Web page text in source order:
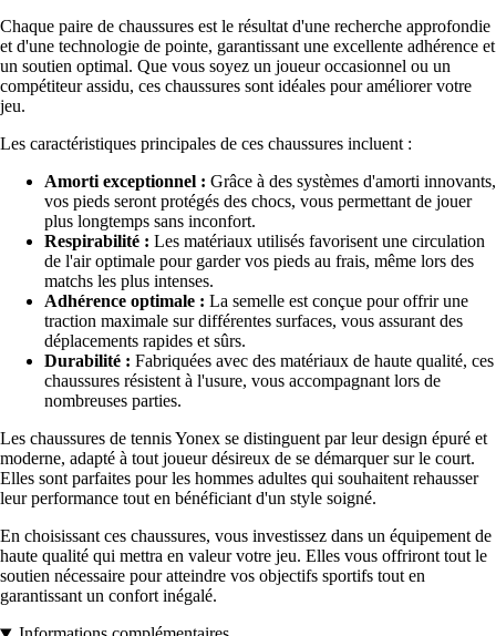
Chaque paire de chaussures est le résultat d'une recherche approfondie
et d'une technologie de pointe, garantissant une excellente adhérence et
un soutien optimal. Que vous soyez un joueur occasionnel ou un
compétiteur assidu, ces chaussures sont idéales pour améliorer votre
jeu.
Les caractéristiques principales de ces chaussures incluent :
Amorti exceptionnel : Grâce à des systèmes d'amorti innovants,
vos pieds seront protégés des chocs, vous permettant de jouer
plus longtemps sans inconfort.
Respirabilité : Les matériaux utilisés favorisent une circulation
de l'air optimale pour garder vos pieds au frais, même lors des
matchs les plus intenses.
Adhérence optimale : La semelle est conçue pour offrir une
traction maximale sur différentes surfaces, vous assurant des
déplacements rapides et sûrs.
Durabilité : Fabriquées avec des matériaux de haute qualité, ces
chaussures résistent à l'usure, vous accompagnant lors de
nombreuses parties.
Les chaussures de tennis Yonex se distinguent par leur design épuré et
moderne, adapté à tout joueur désireux de se démarquer sur le court.
Elles sont parfaites pour les hommes adultes qui souhaitent rehausser
leur performance tout en bénéficiant d'un style soigné.
En choisissant ces chaussures, vous investissez dans un équipement de
haute qualité qui mettra en valeur votre jeu. Elles vous offriront tout le
soutien nécessaire pour atteindre vos objectifs sportifs tout en
garantissant un confort inégalé.